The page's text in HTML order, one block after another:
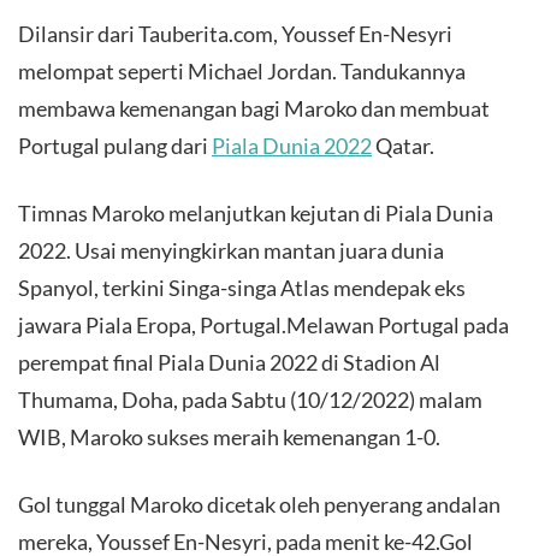
Dilansir dari Tauberita.com, Youssef En-Nesyri
melompat seperti Michael Jordan. Tandukannya
membawa kemenangan bagi Maroko dan membuat
Portugal pulang dari Piala Dunia 2022Qatar.
Timnas Maroko melanjutkan kejutan di Piala Dunia
2022. Usai menyingkirkan mantan juara dunia
Spanyol, terkini Singa-singa Atlas mendepak eks
jawara Piala Eropa, Portugal.Melawan Portugal pada
perempat final Piala Dunia 2022 di Stadion Al
Thumama, Doha, pada Sabtu (10/12/2022) malam
WIB, Maroko sukses meraih kemenangan 1-0.
Gol tunggal Maroko dicetak oleh penyerang andalan
mereka, Youssef En-Nesyri, pada menit ke-42.Gol